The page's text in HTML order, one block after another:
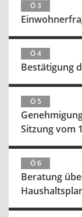
Ö 3
Ö 4
Bestätigung
Ö 5
Sitzung vom
Ö 6
Beratung